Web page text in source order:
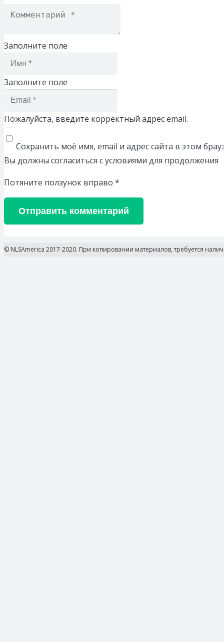
Заполните поле
Заполните поле
Пожалуйста, введите корректный адрес email.
Сохранить моё имя, email и адрес сайта в этом
Вы должны согласиться с условиями для продолжения
Потяните ползунок вправо *
Отправить комментарий
© NLSAmerica 2017-2020. При копировании материалов, требуется